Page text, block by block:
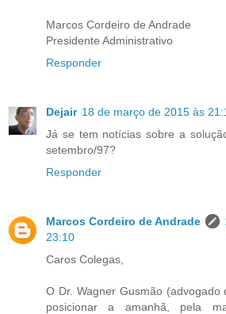
Marcos Cordeiro de Andrade
Presidente Administrativo
Responder
Dejair 18 de março de 2015 às
Já se tem notícias sobre a
setembro/97?
Responder
Marcos Cordeiro de Andrade
23:10
Caros Colegas,
O Dr. Wagner Gusmão (advogado
posicionar a amanhã, pela